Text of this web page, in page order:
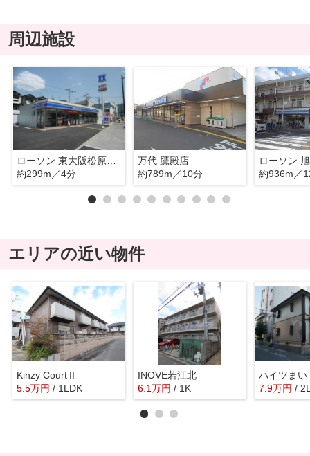
周辺施設
ローソン 東大阪松原二丁目店
約299m／4分
万代 鷹殿店
約789m／10分
ローソン
約936m／
エリアの近い物件
Kinzy CourtⅡ
5.5万円 / 1LDK
INOVE若江北
6.1万円 / 1K
ハイツまい
7.9万円 /